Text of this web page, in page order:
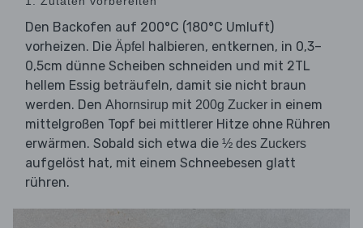
Den Backofen auf 200°C (180°C Umluft)
vorheizen. Die Äpfel halbieren, entkernen, in 0,3–
0,5cm dünne Scheiben schneiden und mit 2TL
hellem Essig beträufeln, damit sie nicht braun
werden. Den Ahornsirup mit 200g Zucker in einem
mittelgroßen Topf bei mittlerer Hitze ohne Rühren
erwärmen. Sobald sich etwa die ½ des Zuckers
aufgelöst hat, mit einem Schneebesen glatt
rühren.